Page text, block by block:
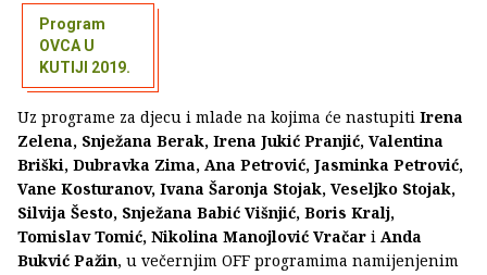
Program
OVCA U
KUTIJI 2019.
Uz programe za djecu i mlade na kojima će nastupiti Irena
Zelena, Snježana Berak, Irena Jukić Pranjić, Valentina
Briški, Dubravka Zima, Ana Petrović, Jasminka Petrović,
Vane Kosturanov, Ivana Šaronja Stojak, Veseljko Stojak,
Silvija Šesto, Snježana Babić Višnjić, Boris Kralj,
Tomislav Tomić, Nikolina Manojlović Vračar i Anda
Bukvić Pažin, u večernjim OFF programima namijenjenim